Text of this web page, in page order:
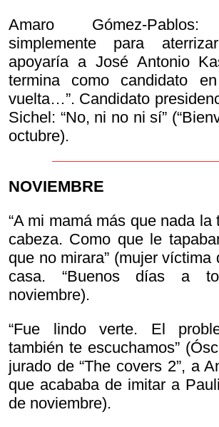
Amaro Gómez-Pablos:
simplemente para
apoyaría a José Antonio
termina como candidato
vuelta…”. Candidato
Sichel: “No, ni no ni sí”
octubre).
NOVIEMBRE
“A mi mamá más que nada la
cabeza. Como que le
que no mirara” (mujer víctima
casa. “Buenos días a
noviembre).
“Fue lindo verte. El
también te escuchamos”
jurado de “The covers 2”, a
que acababa de imitar a
de noviembre).